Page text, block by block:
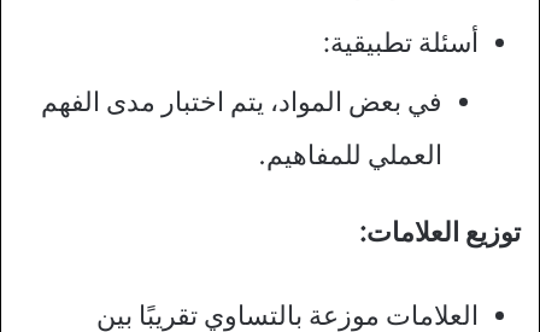
أسئلة تطبيقية:
في بعض المواد، يتم اختبار مدى الفهم
العملي للمفاهيم.
توزيع العلامات:
العلامات موزعة بالتساوي تقريبًا بين